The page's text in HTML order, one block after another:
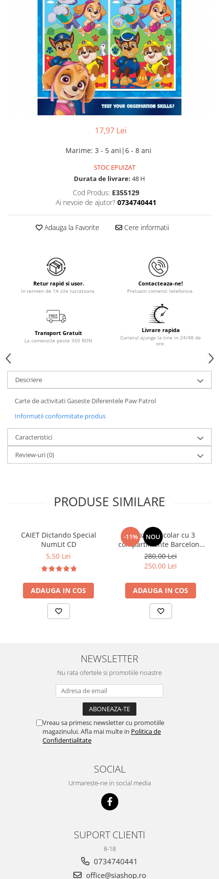
17,97 Lei
Marime: 3 - 5 ani|6 - 8 ani
STOC EPUIZAT
Durata de livrare: 48 H
Cod Produs: E355129
Ai nevoie de ajutor? 0734740441
Adauga la Favorite Cere informatii
Retur rapid si usor.
In termen de 14 zile lucratoare.
Contacteaza-ne!
Preluam comenzi telefonice.
Transport Gratuit
La comenzile peste 350 RON
Livrare rapida
Curierul ajunge la tine in 24/48 de
ore.
Descriere
Carte de activitati Gaseste Diferentele Paw Patrol
Informatii conformitate produs
Caracteristici
Review-uri(0)
PRODUSE SIMILARE
CAIET Dictando Special
NumLit CD
5,50 Lei
ADAUGA IN COS
-11% NOU
Ghiozdan școlar cu 3
compartimente Barcelona
AB340 Astrabag
albastru/rosu
280,00 Lei
250,00 Lei
ADAUGA IN COS
NEWSLETTER
Nu rata ofertele si promotiile noastre
Vreau sa primesc newsletter cu promotiile
magazinului. Afla mai multe in Politica de
Confidentialitate
SOCIAL
Urmareste-ne in social media
SUPORT CLIENTI
8-18
0734740441
office@siashop.ro